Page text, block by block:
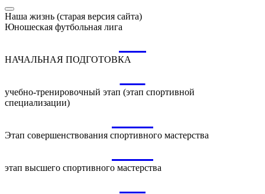
Наша жизнь (старая версия сайта)
Юношеская футбольная лига
НАЧАЛЬНАЯ ПОДГОТОВКА
учебно-тренировочный этап (этап спортивной
специализации)
Этап совершенствования спортивного мастерства
этап высшего спортивного мастерства